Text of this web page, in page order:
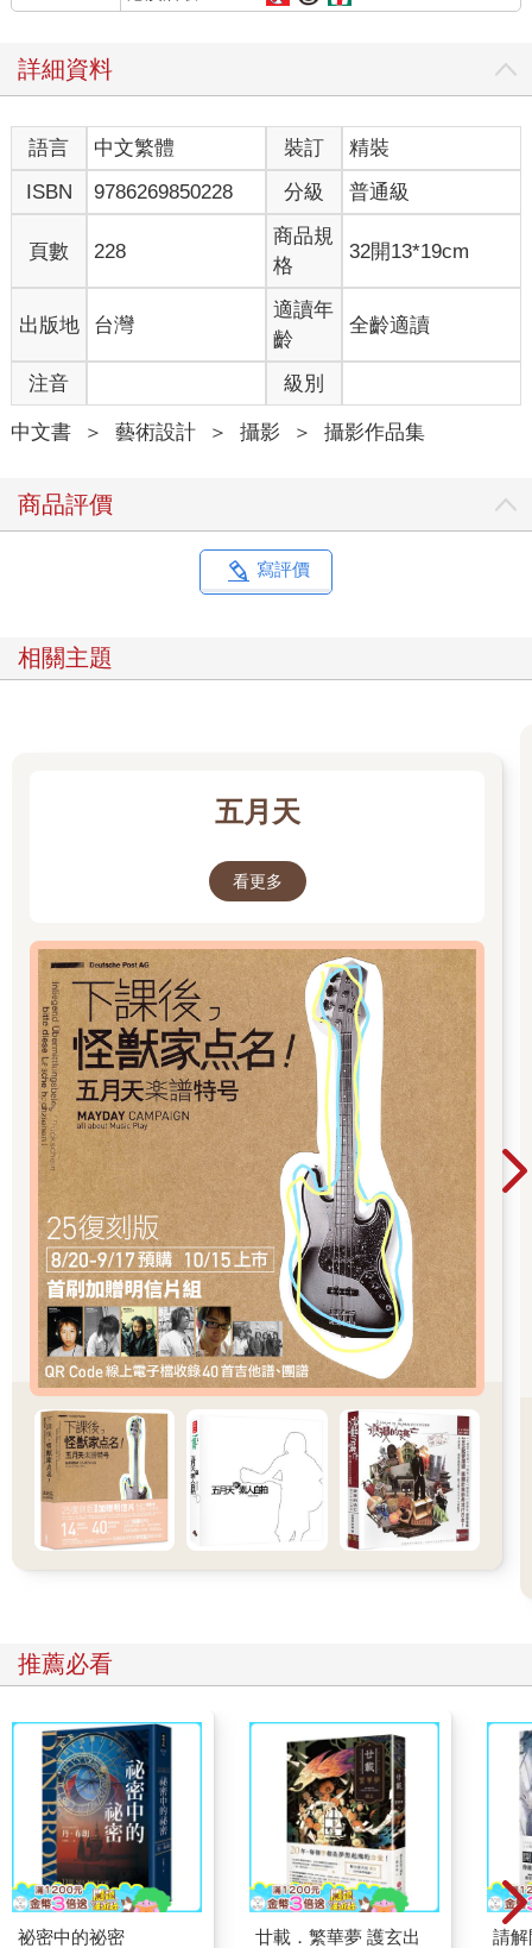
詳細資料
語言 中文繁體 裝訂
精裝
ISBN
9786269850228 分級 普通級
頁數 228
商品規
格
32開13*19cm
出版地 台灣
適讀年
齡
全齡適讀
注音 級別
中文書 ＞ 藝術設計 ＞ 攝影 ＞ 攝影作品集
商品評價
寫評價
相關主題
五月天
看更多
推薦必看
祕密中的祕密
廿載．繁華夢 護玄出
請解